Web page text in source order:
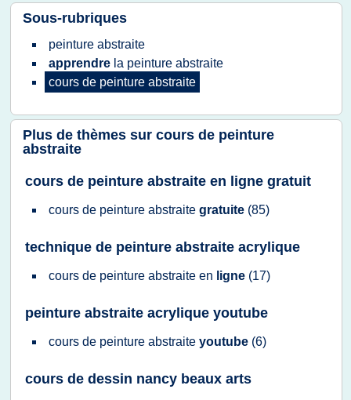
Sous-rubriques
peinture abstraite
apprendre la peinture abstraite
cours de peinture abstraite
Plus de thèmes sur cours de peinture
abstraite
cours de peinture abstraite en ligne gratuit
cours de peinture abstraite gratuite (85)
technique de peinture abstraite acrylique
cours de peinture abstraite en ligne (17)
peinture abstraite acrylique youtube
cours de peinture abstraite youtube (6)
cours de dessin nancy beaux arts